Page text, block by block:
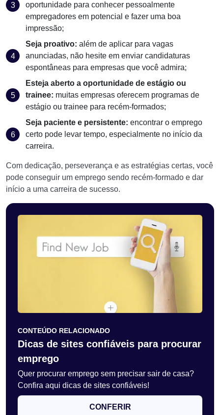
oportunidade para conhecer pessoalmente
empregadores em potencial e fazer uma boa
impressão;
Seja proativo: além de aplicar para vagas
anunciadas, não hesite em enviar candidaturas
espontâneas para empresas que você admira;
Esteja aberto a oportunidade de estágio ou
trainee: muitas empresas oferecem programas de
estágio ou trainee para recém-formados;
Seja paciente e persistente: encontrar o emprego
certo pode levar tempo, especialmente no início da
carreira.
Com dedicação, perseverança e as estratégias certas, você
pode conseguir um emprego sendo recém-formado e dar
início a uma carreira de sucesso.
CONTEÚDO RELACIONADO
Dicas de sites confiáveis para procurar
emprego
Quer procurar emprego sem precisar sair de casa?
Confira aqui dicas de sites confiáveis!
CONFERIR